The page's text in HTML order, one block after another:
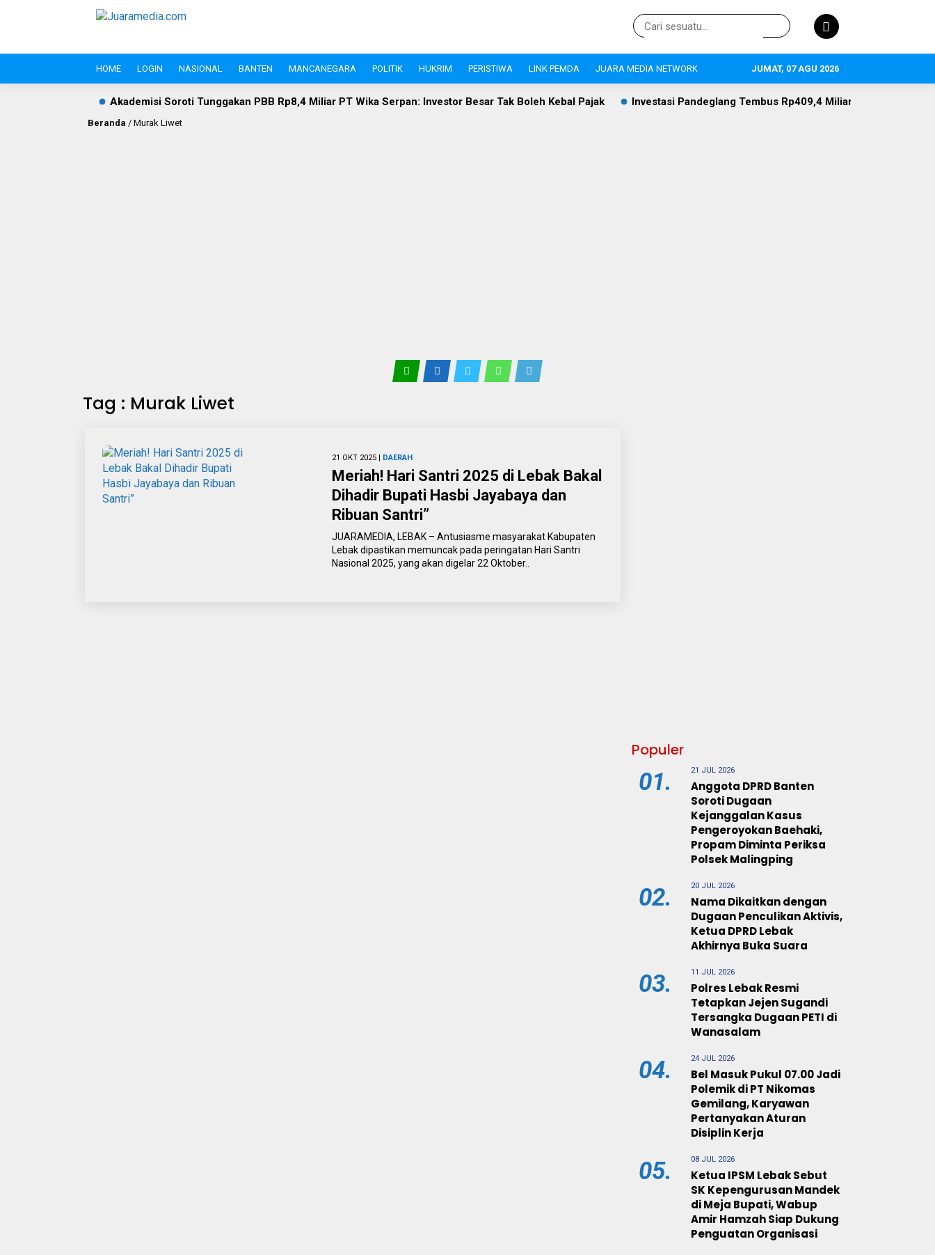
HOME LOGIN NASIONAL BANTEN MANCANEGARA POLITIK HUKRIM PERISTIWA LINK PEMDA JUARA MEDIA NETWORK JUMAT, 07 AGU 2026
Akademisi Soroti Tunggakan PBB Rp8,4 Miliar PT Wika Serpan: Investor Besar Tak Boleh Kebal Pajak Investasi Pandeglang Tembus Rp409,4 Miliar, Pertanian Jadi Primadona, 634
Beranda / Murak Liwet
Tag : Murak Liwet
21 OKT 2025 | DAERAH
Meriah! Hari Santri 2025 di Lebak Bakal
Dihadir Bupati Hasbi Jayabaya dan
Ribuan Santri”
JUARAMEDIA, LEBAK – Antusiasme masyarakat Kabupaten
Lebak dipastikan memuncak pada peringatan Hari Santri
Nasional 2025, yang akan digelar 22 Oktober..
Populer
01. 21 JUL 2026
Anggota DPRD Banten
Soroti Dugaan
Kejanggalan Kasus
Pengeroyokan Baehaki,
Propam Diminta Periksa
Polsek Malingping
02. 20 JUL 2026
Nama Dikaitkan dengan
Dugaan Penculikan Aktivis,
Ketua DPRD Lebak
Akhirnya Buka Suara
03. 11 JUL 2026
Polres Lebak Resmi
Tetapkan Jejen Sugandi
Tersangka Dugaan PETI di
Wanasalam
04. 24 JUL 2026
Bel Masuk Pukul 07.00 Jadi
Polemik di PT Nikomas
Gemilang, Karyawan
Pertanyakan Aturan
Disiplin Kerja
05. 08 JUL 2026
Ketua IPSM Lebak Sebut
SK Kepengurusan Mandek
di Meja Bupati, Wabup
Amir Hamzah Siap Dukung
Penguatan Organisasi